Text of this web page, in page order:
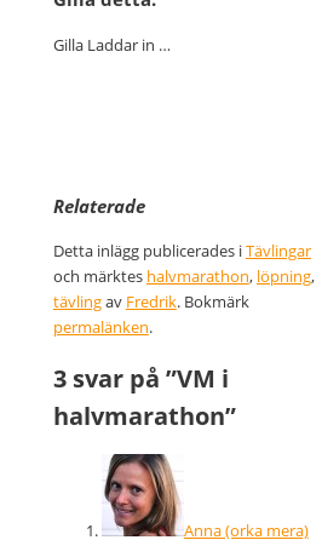
Gilla Laddar in …
Relaterade
Detta inlägg publicerades iTävlingar
och märktes halvmarathon, löpning,
tävlingav Fredrik. Bokmärk
permalänken.
3 svar på ”VM i
halvmarathon”
Anna (orka mera)